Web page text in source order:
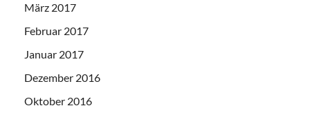
März 2017
Februar 2017
Januar 2017
Dezember 2016
Oktober 2016